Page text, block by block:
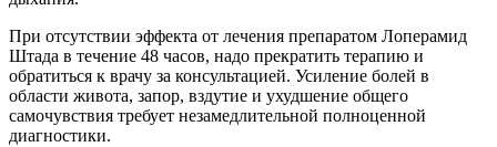
При отсутствии эффекта от лечения препаратом Лоперамид
Штада в течение 48 часов, надо прекратить терапию и
обратиться к врачу за консультацией. Усиление болей в
области живота, запор, вздутие и ухудшение общего
самочувствия требует незамедлительной полноценной
диагностики.